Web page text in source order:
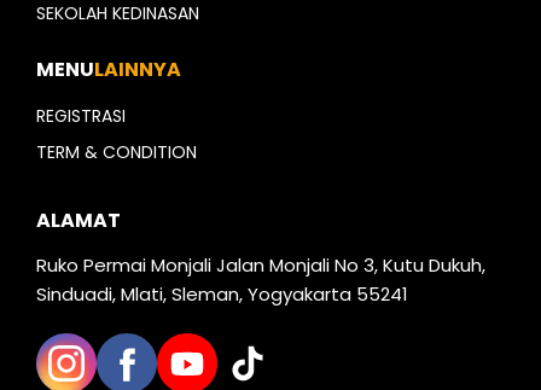
Nia
SEKOLAH KEDINASAN
MENULAINNYA
REGISTRASI
TERM & CONDITION
ALAMAT
Ruko Permai Monjali Jalan Monjali No 3, Kutu Dukuh,
Sinduadi, Mlati, Sleman, Yogyakarta 55241